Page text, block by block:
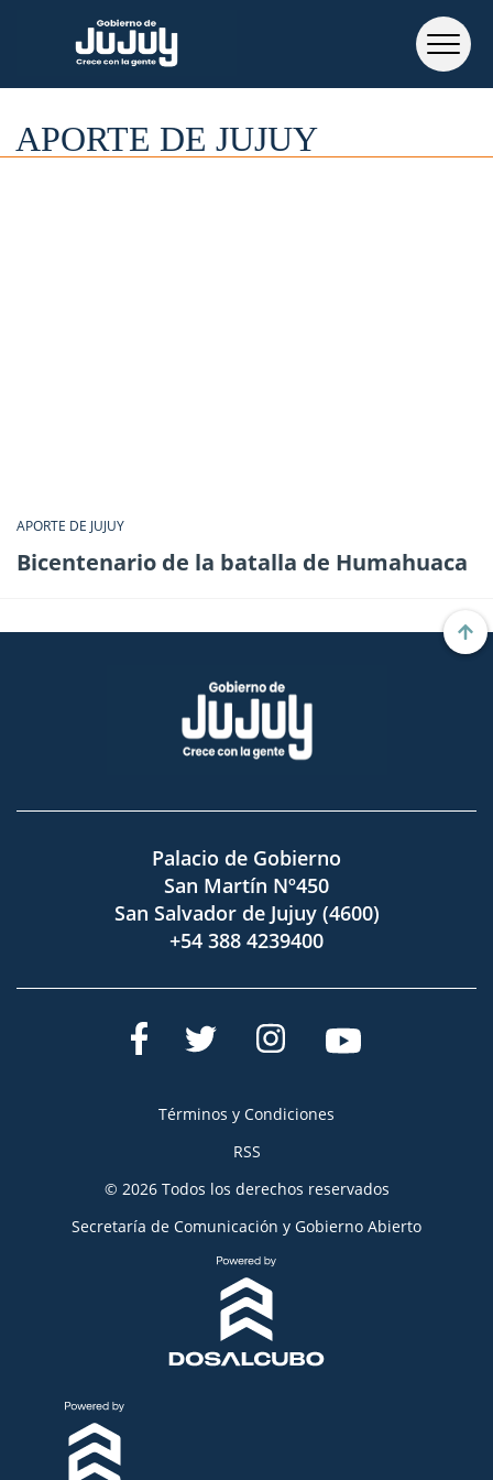
APORTE DE JUJUY
APORTE DE JUJUY
Bicentenario de la batalla de Humahuaca
Palacio de Gobierno
San Martín Nº450
San Salvador de Jujuy (4600)
+54 388 4239400
Términos y Condiciones
RSS
© 2026 Todos los derechos reservados
Secretaría de Comunicación y Gobierno Abierto